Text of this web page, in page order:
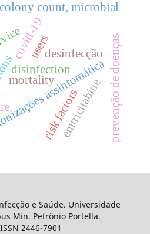
covid-19
assintomática
colony count, microbial
disinfection
emtricitabine
users
mortality
desinfecção
risk factors prevenção de doenças
e Saúde. Universidade
Min. Petrônio Portella.
2446-7901